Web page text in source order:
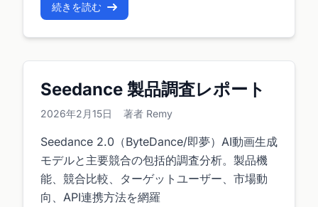
続きを読む
Seedance 製品調査レポート
2026年2月15日 著者 Remy
Seedance 2.0（ByteDance/即夢）AI動画生成
モデルと主要競合の包括的調査分析。製品機
能、競合比較、ターゲットユーザー、市場動
向、API連携方法を網羅